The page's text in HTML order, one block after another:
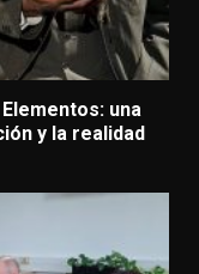
una
y la realidad